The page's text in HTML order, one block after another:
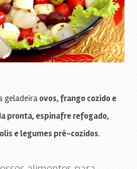
geladeiraovos, frango cozido e
pronta, espinafre refogado,
e legumes pré-cozidos.